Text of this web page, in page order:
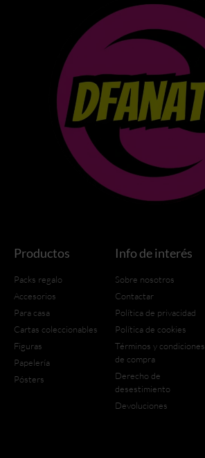
Productos
Packs regalo
Accesorios
Para casa
Cartas coleccionables
Figuras
Papelería
Pósters
Info de interés
Sobre nosotros
Contactar
Política de privacidad
Política de cookies
Términos y condiciones
de compra
Derecho de
desestimiento
Devoluciones